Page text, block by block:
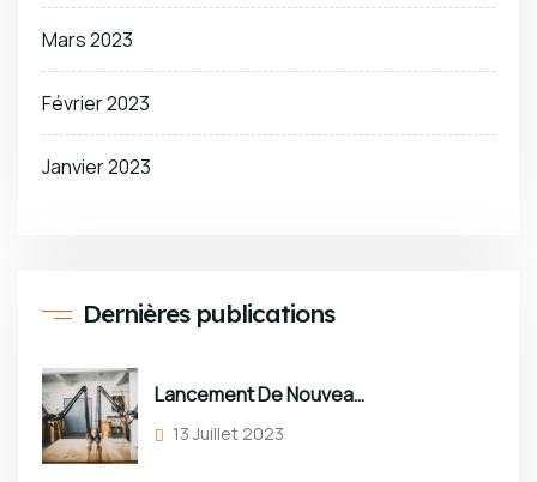
Mars 2023
Février 2023
Janvier 2023
Dernières publications
Lancement De Nouveaux Décors
13 Juillet 2023